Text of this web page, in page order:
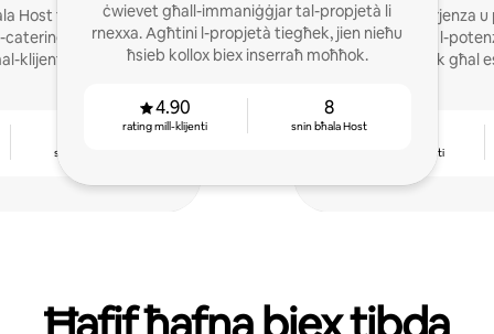
Host fl-2020, flimkien
żewġ oqsma
klijenti huma kruċjali.
snin bħala Host
ċwievet għall-immaniġġjar tal-propjetà li
rnexxa. Agħtini l-propjetà tiegħek, jien nieħu
ħsieb kollox biex inserraħ moħħok.
4.90
rating mill-klijenti
8
snin bħala Host
B' 9 snin esperjenza
nimmassimizza l-
dar tiegħek għal
rating mill-klijenti